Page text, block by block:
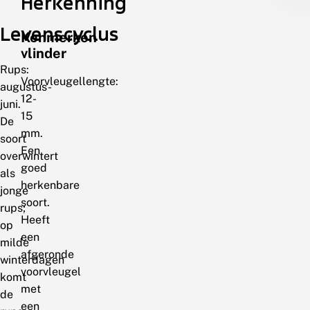
Levenscyclus
Rups:
augustus-
juni.
De
soort
overwintert
als
jonge
rups;
op
milde
winterdagen
komt
de
Kenmerken
vlinder
Voorvleugellengte:
12-
15
mm.
Een
goed
herkenbare
soort.
Heeft
een
afgeronde
voorvleugel
met
een